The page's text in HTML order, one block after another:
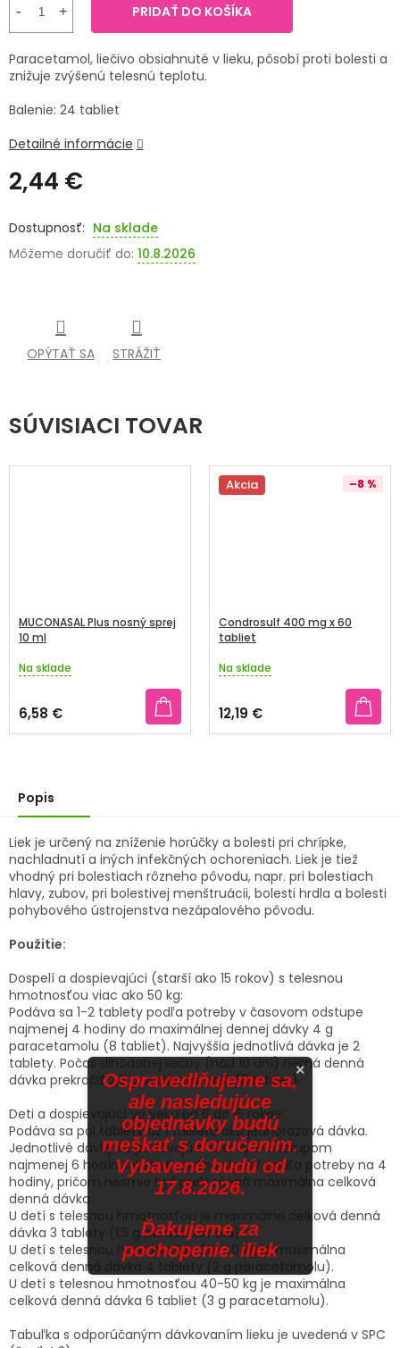
PRÍRODNÉ
LIEKY
VETERINA
ZNAČKY
2,44 €
cena:
Na sklade
Môžeme doručiť do: 10.8.2026
PRIDAŤ DO KOŠÍKA
Paracetamol, liečivo obsiahnuté v lieku, pôsobí proti bolesti a
znižuje zvýšenú telesnú teplotu.
Balenie: 24 tabliet
Detailné informácie
OPÝTAŤ SA STRÁŽIŤ
SÚVISIACI TOVAR
MUCONASAL Plus nosný sprej
10 ml
Priemerné
produktu
je
3,2
hviezdičiek.
Na sklade
6,58 €
Akcia –8 %
Condrosulf 400 mg x 60
tabliet
Priemerné
produktu
je
4,1
Na sklade
12,19 €
Popis
Liek je určený na zníženie horúčky a bolesti pri chrípke,
nachladnutí a iných infekčných ochoreniach. Liek je tiež
vhodný pri bolestiach rôzneho pôvodu, napr. pri bolestiach
hlavy, zubov, pri bolestivej menštruácii, bolesti hrdla a bolesti
pohybového ústrojenstva nezápalového pôvodu.
Použitie:
Dospelí a dospievajúci (starší ako 15 rokov) s telesnou
hmotnosťou viac ako 50 kg:
Podáva sa 1-2 tablety podľa potreby v časovom odstupe
najmenej 4 hodiny do maximálnej dennej dávky 4 g
paracetamolu (8 tabliet). Najvyššia jednotlivá dávka je 2
tablety. Počas dlhodobej liečby (nad 10 dní) nemá denná
dávka prekročiť 2,5 g paracetamolu (5 tabliet).
Deti a dospievajúci vo veku od 6 do 15 rokov:
Podáva sa pol tablety až 1 tableta ako jednorazová dávka.
Jednotlivé dávky sa podávajú s časovým odstupom
najmenej 6 hodín. Interval možno skrátiť podľa potreby na 4
hodiny, pričom nesmie byť prekročená maximálna celková
denná dávka.
U detí s telesnou hmotnosťou je maximálna celková denná
dávka 3 tablety (1,5 g paracetamolu).
U detí s telesnou hmotnosťou 26-40 kg je maximálna
celková denná dávka 4 tablety (2 g paracetamolu).
U detí s telesnou hmotnosťou 40-50 kg je maximálna
celková denná dávka 6 tabliet (3 g paracetamolu).
Tabuľka s odporúčaným dávkovaním lieku je uvedená v SPC
×
Ospravedlňujeme sa,
ale nasledujúce
objednávky budú
meškať s doručením.
Vybavené budú od
17.8.2026.
Ďakujeme za
pochopenie. iliek